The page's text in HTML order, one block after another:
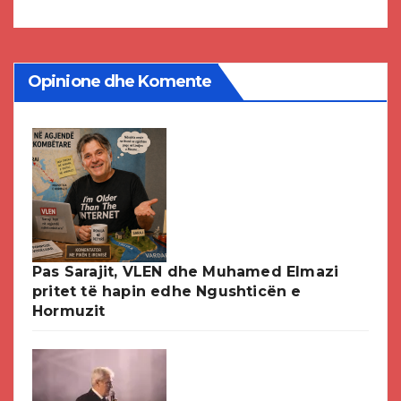
Opinione dhe Komente
Pas Sarajit, VLEN dhe Muhamed Elmazi
pritet të hapin edhe Ngushticën e
Hormuzit